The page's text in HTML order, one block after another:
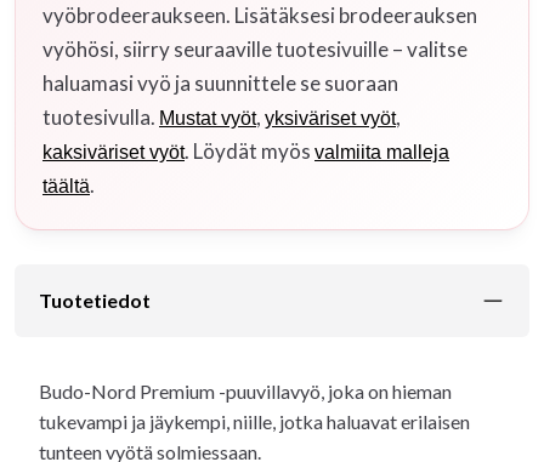
vyöbrodeeraukseen. Lisätäksesi brodeerauksen
vyöhösi, siirry seuraaville tuotesivuille – valitse
haluamasi vyö ja suunnittele se suoraan
tuotesivulla. Mustat vyöt, yksiväriset vyöt,
kaksiväriset vyöt. Löydät myös valmiita malleja
täältä.
Tuotetiedot
Budo-Nord Premium -puuvillavyö, joka on hieman
tukevampi ja jäykempi, niille, jotka haluavat erilaisen
tunteen vyötä solmiessaan.